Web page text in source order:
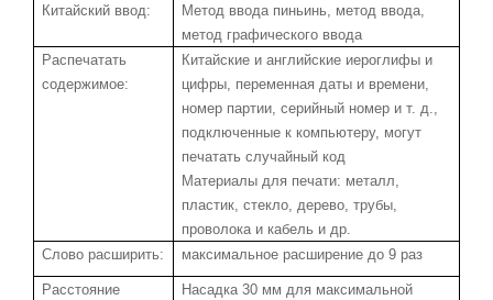
Китайский ввод:
Метод ввода пиньинь, метод ввода,
метод графического ввода
Распечатать
содержимое:
Китайские и английские иероглифы и
цифры, переменная даты и времени,
номер партии, серийный номер и т. д.,
подключенные к компьютеру, могут
печатать случайный код
Материалы для печати: металл,
пластик, стекло, дерево, трубы,
проволока и кабель и др.
Слово расширить:
максимальное расширение до 9 раз
Расстояние
Насадка 30 мм для максимальной